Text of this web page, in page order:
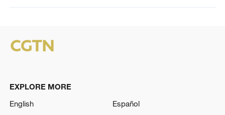
EXPLORE MORE
English
Español